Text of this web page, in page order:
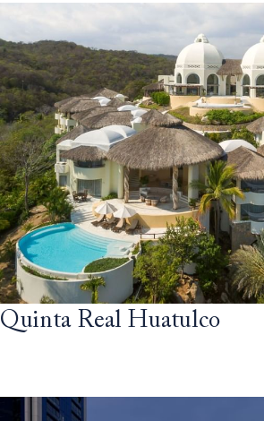
Quinta Real Huatulco